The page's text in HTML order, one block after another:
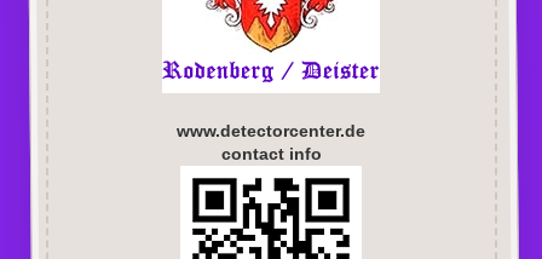
www.detectorcenter.de
contact info